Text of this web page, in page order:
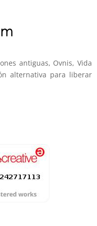
antiguas, Ovnis, Vida
alternativa para liberar